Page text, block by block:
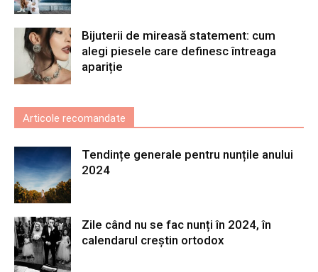
Bijuterii de mireasă statement: cum
alegi piesele care definesc întreaga
apariție
Articole recomandate
Tendințe generale pentru nunțile anului
2024
Zile când nu se fac nunți în 2024, în
calendarul creștin ortodox